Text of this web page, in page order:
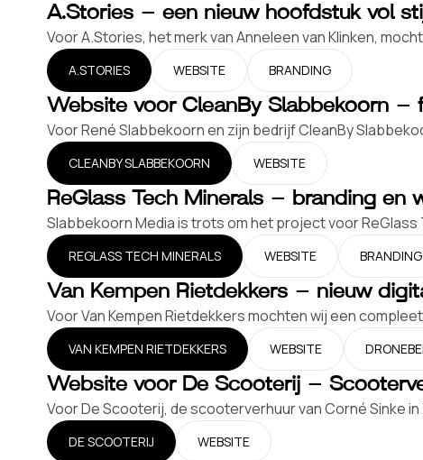
A.Stories – een nieuw hoofdstuk vol
Voor A.Stories, het merk van Anneleen van Klinken,
A.STORIES WEBSITE BRANDING
Website voor CleanBy Slabbekoorn –
Voor René Slabbekoorn en zijn bedrijf CleanBy
CLEANBY SLABBEKOORN WEBSITE
ReGlass Tech Minerals – branding en
Slabbekoorn Media is trots om het project voor ReGlass
REGLASS TECH MINERALS WEBSITE BRANDING
Van Kempen Rietdekkers – nieuw
Voor Van Kempen Rietdekkers mochten wij een
VAN KEMPEN RIETDEKKERS WEBSITE
Website voor De Scooterij –
Voor De Scooterij, de scooterverhuur van Corné Sinke
DE SCOOTERIJ WEBSITE